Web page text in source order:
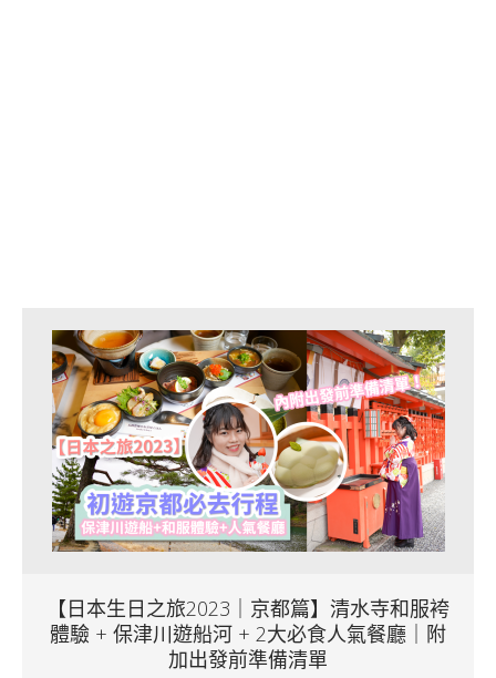
【日本生日之旅2023｜京都篇】清水寺和服袴
體驗 + 保津川遊船河 + 2大必食人氣餐廳｜附
加出發前準備清單